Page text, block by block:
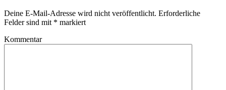
Deine E-Mail-Adresse wird nicht veröffentlicht. Erforderliche
Felder sind mit * markiert
Kommentar